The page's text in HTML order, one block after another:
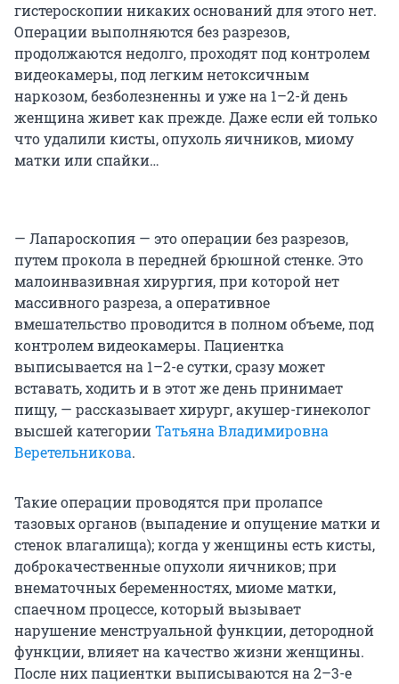
гистероскопии никаких оснований для этого нет.
Операции выполняются без разрезов,
продолжаются недолго, проходят под контролем
видеокамеры, под легким нетоксичным
наркозом, безболезненны и уже на 1–2-й день
женщина живет как прежде. Даже если ей только
что удалили кисты, опухоль яичников, миому
матки или спайки…
— Лапароскопия — это операции без разрезов,
путем прокола в передней брюшной стенке. Это
малоинвазивная хирургия, при которой нет
массивного разреза, а оперативное
вмешательство проводится в полном объеме, под
контролем видеокамеры. Пациентка
выписывается на 1–2-е сутки, сразу может
вставать, ходить и в этот же день принимает
пищу, — рассказывает хирург, акушер-гинеколог
высшей категорииТатьяна Владимировна
Веретельникова.
Такие операции проводятся при пролапсе
тазовых органов (выпадение и опущение матки и
стенок влагалища); когда у женщины есть кисты,
доброкачественные опухоли яичников; при
внематочных беременностях, миоме матки,
спаечном процессе, который вызывает
нарушение менструальной функции, детородной
функции, влияет на качество жизни женщины.
После них пациентки выписываются на 2–3-е